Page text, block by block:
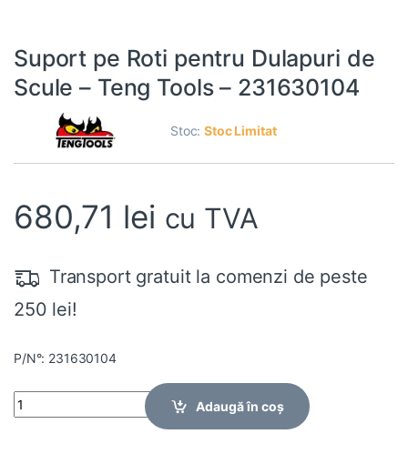
Suport pe Roti pentru Dulapuri de
Scule – Teng Tools – 231630104
Stoc:Stoc Limitat
680,71 lei cu TVA
Transport gratuit la comenzi de peste
250 lei!
P/N°: 231630104
Quantity
Adaugă în coș